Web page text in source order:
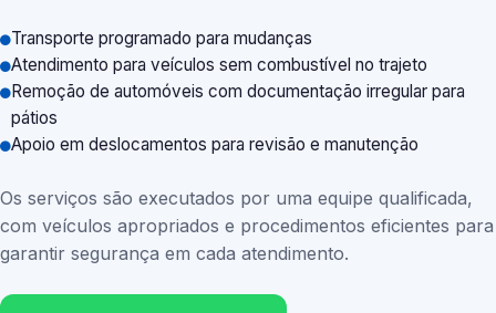
Transporte programado para mudanças
Atendimento para veículos sem combustível no trajeto
Remoção de automóveis com documentação irregular para
pátios
Apoio em deslocamentos para revisão e manutenção
Os serviços são executados por uma equipe qualificada,
com veículos apropriados e procedimentos eficientes para
garantir segurança em cada atendimento.